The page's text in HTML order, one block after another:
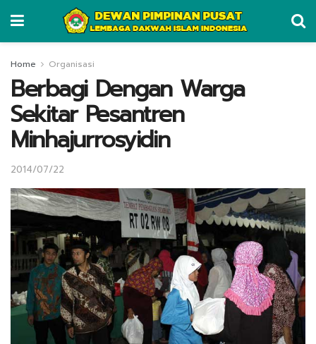
Home Organisasi
Berbagi Dengan Warga
Sekitar Pesantren
Minhajurrosyidin
2014/07/22